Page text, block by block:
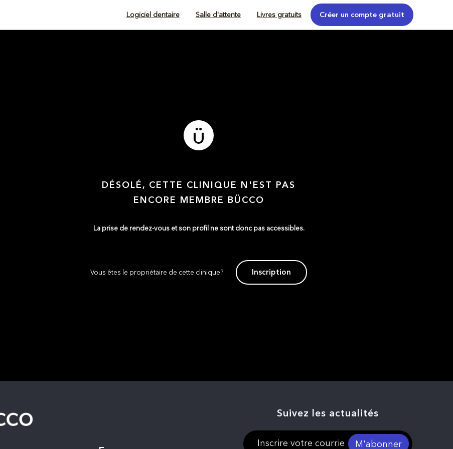
Logiciel dentaire Salle d'attente Livres gratuits Créer un compte gratuit
DÉSOLÉ, CETTE CLINIQUE N'EST PAS
ENCORE MEMBRE BÜCCO
La prise de rendez-vous et son profil ne sont donc pas accessibles.
Vous êtes le propriétaire de cette clinique? Inscription
Suivez les actualités
M'abonner